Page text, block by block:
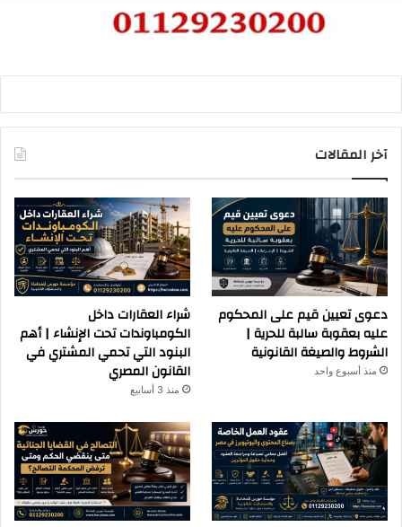
آخر المقالات
دعوى تعيين قيم على المحكوم
عليه بعقوبة سالبة للحرية |
الشروط والصيغة القانونية
منذ أسبوع واحد
شراء العقارات داخل
الكومباوندات تحت الإنشاء | أهم
البنود التي تحمي المشتري في
القانون المصري
منذ 3 أسابيع